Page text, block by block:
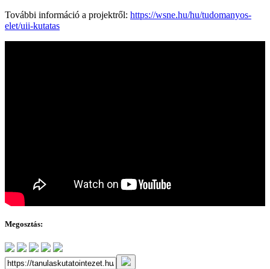
További információ a projektről: https://wsne.hu/hu/tudomanyos-
elet/uii-kutatas
Megosztás: